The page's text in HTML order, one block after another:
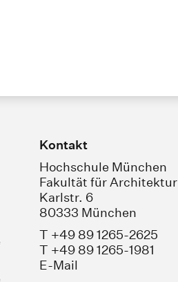
Kontakt
Hochschule München
Fakultät für Architektur
Karlstr. 6
80333 München
T +49 89 1265-2625
T +49 89 1265-1981
E-Mail